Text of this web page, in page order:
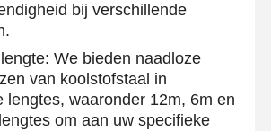
bij verschillende
We bieden naadloze
van koolstofstaal in
lengtes, waaronder 12m, 6m en
om aan uw specifieke